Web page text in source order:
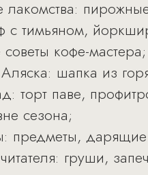
с тимьяном,
кофе-мастера;
шапка из
торт паве,
сезона;
предметы, дарящие
груши,